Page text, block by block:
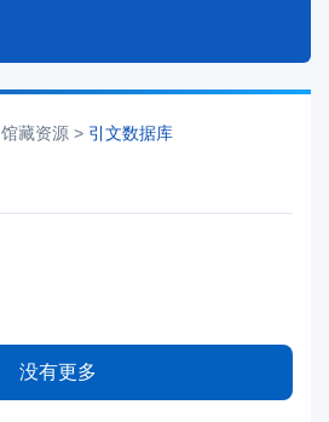
馆藏资源 > 引文数据库
没有更多